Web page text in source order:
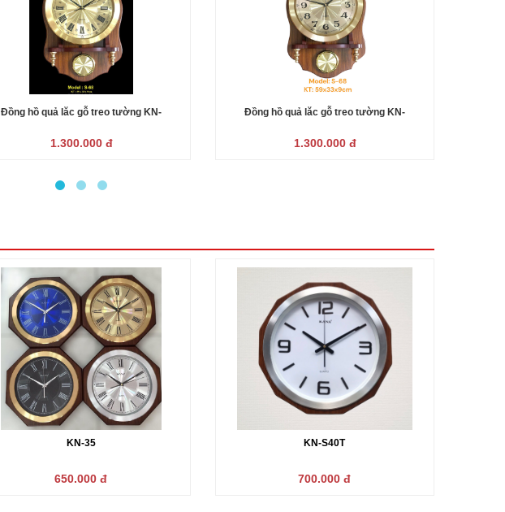
Đồng hồ quả lăc gỗ treo tường KN-
1.300.000 đ
Đồng hồ quả lăc gỗ treo tường KN-
1.300.000 đ
KN-35
650.000 đ
KN-S40T
700.000 đ